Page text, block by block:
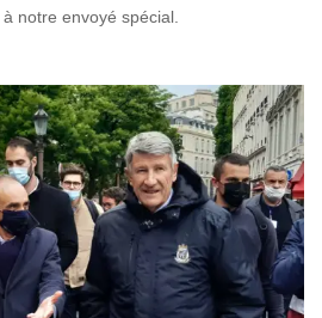
notre envoyé spécial.